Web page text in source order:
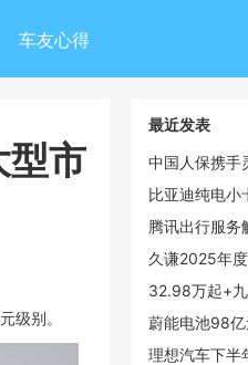
车友心得
型市
级别。
最近发表
中国人保携手
保团购会
比亚迪纯电小
市，乘商市场
腾讯出行服务
呼叫文远知
久谦2025年
驱动手持智能
以55%份额领
32.98万起+
9X开始改合
蔚能电池98
武汉光谷，蔚
理想汽车下半